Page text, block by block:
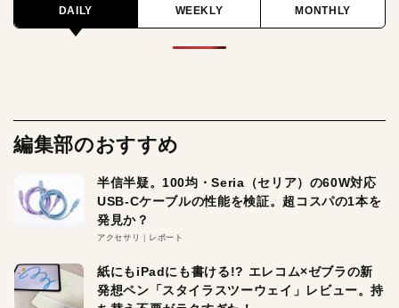
DAILY WEEKLY MONTHLY
編集部のおすすめ
半信半疑。100均・Seria（セリア）の60W対応
USB-Cケーブルの性能を検証。超コスパの1本を
発見か？
アクセサリ レポート
紙にもiPadにも書ける!? エレコム×ゼブラの新
発想ペン「スタイラスツーウェイ」レビュー。持